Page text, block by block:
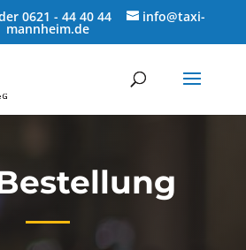
0621 - 44 40 44 info@taxi-
mannheim.de